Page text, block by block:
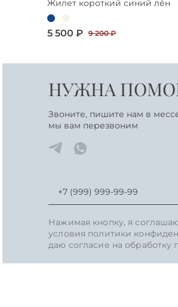
Жилет короткий синий лён
5 500 ₽ 9 200 ₽
НУЖНА
Звоните, пишите нам в
мы вам перезвоним
Нажимая кнопку, я
условия политики
даю согласие на обработку